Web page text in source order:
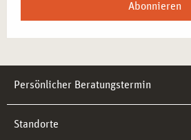
Abonnieren
Persönlicher Beratungstermin
Standorte